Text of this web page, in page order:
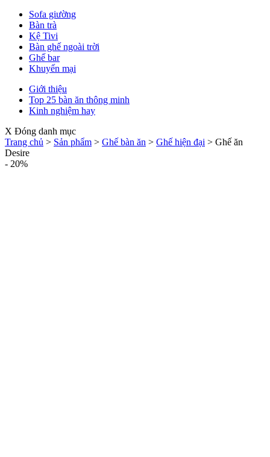
Sofa giường
Bàn trà
Kệ Tivi
Bàn ghế ngoài trời
Ghế bar
Khuyến mại
Giới thiệu
Top 25 bàn ăn thông minh
Kinh nghiệm hay
X Đóng danh mục
Trang chủ > Sản phẩm > Ghế bàn ăn > Ghế hiện đại > Ghế ăn
Desire
- 20%